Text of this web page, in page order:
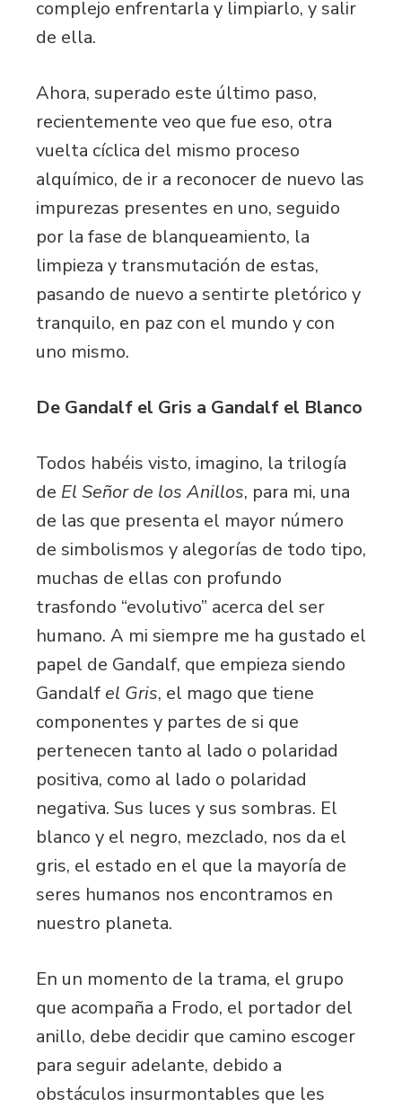
complejo enfrentarla y limpiarlo, y salir
de ella.
Ahora, superado este último paso,
recientemente veo que fue eso, otra
vuelta cíclica del mismo proceso
alquímico, de ir a reconocer de nuevo las
impurezas presentes en uno, seguido
por la fase de blanqueamiento, la
limpieza y transmutación de estas,
pasando de nuevo a sentirte pletórico y
tranquilo, en paz con el mundo y con
uno mismo.
De Gandalf el Gris a Gandalf el Blanco
Todos habéis visto, imagino, la trilogía
de El Señor de los Anillos, para mi, una
de las que presenta el mayor número
de simbolismos y alegorías de todo tipo,
muchas de ellas con profundo
trasfondo “evolutivo” acerca del ser
humano. A mi siempre me ha gustado el
papel de Gandalf, que empieza siendo
Gandalf el Gris, el mago que tiene
componentes y partes de si que
pertenecen tanto al lado o polaridad
positiva, como al lado o polaridad
negativa. Sus luces y sus sombras. El
blanco y el negro, mezclado, nos da el
gris, el estado en el que la mayoría de
seres humanos nos encontramos en
nuestro planeta.
En un momento de la trama, el grupo
que acompaña a Frodo, el portador del
anillo, debe decidir que camino escoger
para seguir adelante, debido a
obstáculos insurmontables que les